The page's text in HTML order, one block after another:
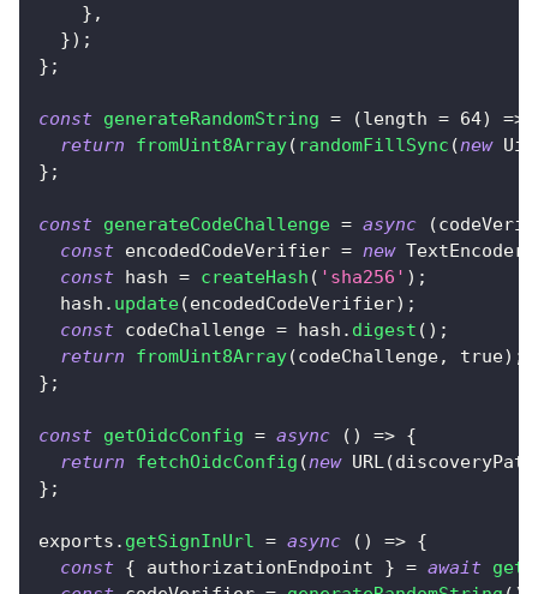
} ,
}) ;
} ;
const generateRandomString = (length = 64) =>
return
fromUint8Array( randomFillSync (new
} ;
const generateCodeChallenge = async (
const encodedCodeVerifier = new TextEncoder
const hash = createHash ( 'sha256' ) ;
  hash
. update(encodedCodeVerifier) ;
const codeChallenge = hash . digest ( ) ;
return
fromUint8Array(codeChallenge, true) ;
} ;
const getOidcConfig = async ( ) => {
return
fetchOidcConfig (new URL(discoveryPath
} ;
exports . getSignInUrl = async ( ) => {
const { authorizationEndpoint } = await